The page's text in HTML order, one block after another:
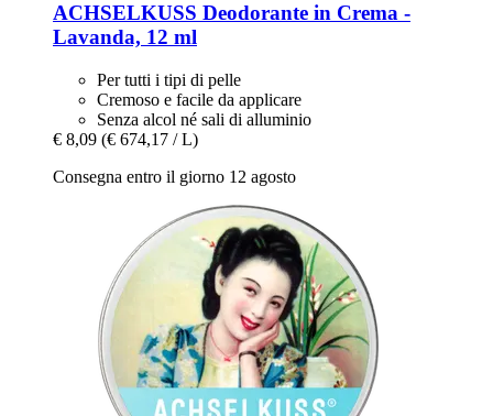
ACHSELKUSS Deodorante in Crema -​
Lavanda, 12 ml
Per tutti i tipi di pelle
Cremoso e facile da applicare
Senza alcol né sali di alluminio
€ 8,09 (€ 674,17 / L)
Consegna entro il giorno 12 agosto